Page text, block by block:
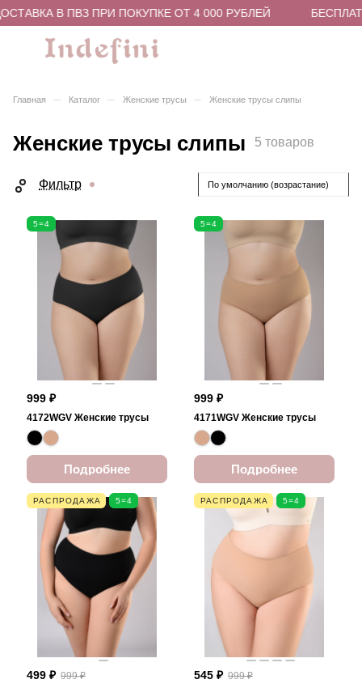
В ПВЗ ПРИ ПОКУПКЕ ОТ 4 000 РУБЛЕЙ
Главная – Каталог – Женские трусы – Женские трусы слипы
Женские трусы слипы 5 товаров
Фильтр По умолчанию (возрастание)
5=4
999 ₽
4172WGV Женские трусы
Подробнее
5=4
999 ₽
4171WGV Женские трусы
Подробнее
РАСПРОДАЖА 5=4
499 ₽ 999 ₽
РАСПРОДАЖА 5=4
545 ₽ 999 ₽